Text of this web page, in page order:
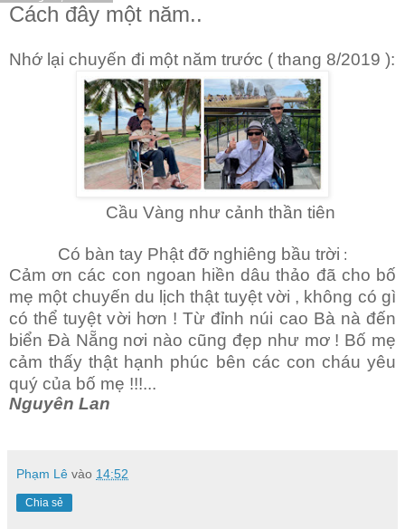
Cách đây một năm..
Nhớ lại chuyến đi một năm trước ( thang 8/2019 ):
Cầu Vàng như cảnh thần tiên
Có bàn tay Phật đỡ nghiêng bầu trời :
Cảm ơn các con ngoan hiền dâu thảo đã cho bố
mẹ một chuyến du lịch thật tuyệt vời , không có gì
có thể tuyệt vời hơn ! Từ đỉnh núi cao Bà nà đến
biển Đà Nẵng nơi nào cũng đẹp như mơ ! Bố mẹ
cảm thấy thật hạnh phúc bên các con cháu yêu
quý của bố mẹ !!!...
Nguyên Lan
Phạm Lê vào 14:52
Chia sẻ